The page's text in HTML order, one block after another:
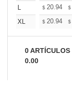
L
$ 20.94 $
XL
$ 20.94 $
0ARTÍCULOS
0.00